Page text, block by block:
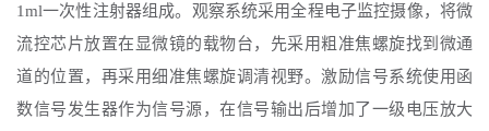
1ml一次性注射器组成。观察系统采用全程电子监控摄像，将微
流控芯片放置在显微镜的载物台，先采用粗准焦螺旋找到微通
道的位置，再采用细准焦螺旋调清视野。激励信号系统使用函
数信号发生器作为信号源，在信号输出后增加了一级电压放大